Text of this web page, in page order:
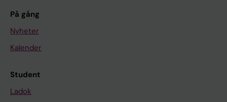
På gång
Nyheter
Kalender
Student
Ladok